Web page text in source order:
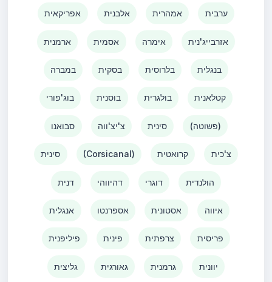
אפריקאית אלבנית אמהרית ערבית
ארמנית אסמית אימרה אזרבייג'נית
במברה בסקית בלרוסית בנגלית
בוג'פורי בוסנית בולגרית קטלאנית
סבואנו צ'יצ'ווה סינית (פשוטה)
סינית (Corsicanal) קרואטית צ'כית
דנית דהיווהי דוגרי הולנדית
אנגלית אספרנטו אסטונית איווה
פיליפנית פינית צרפתית פריסית
גליצית גאורגית גרמנית יוונית